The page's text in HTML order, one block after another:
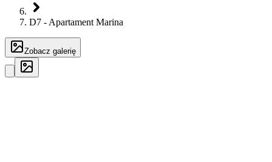
D7 - Apartament Marina
Zobacz galerię